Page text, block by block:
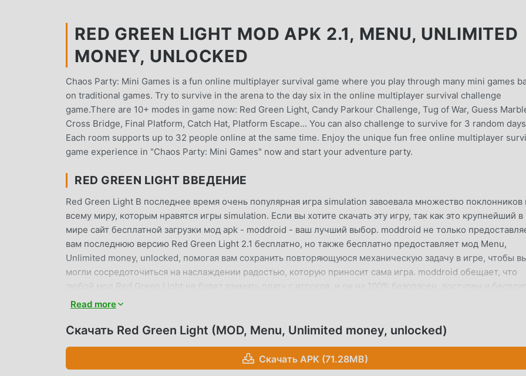
RED GREEN LIGHT MOD APK 2.1, MENU, UNLIMITED
MONEY, UNLOCKED
Chaos Party: Mini Games is a fun online multiplayer survival game where you play through many mini games
on traditional games. Try to survive in the arena to the day six in the online multiplayer survival challenge
game.There are 10+ modes in game now: Red Green Light, Candy Parkour Challenge, Tug of War, Guess
Cross Bridge, Final Platform, Catch Hat, Platform Escape... You can also challenge to survive for 3 random
Each room supports up to 32 people online at the same time. Enjoy the unique fun free online multiplayer
game experience in "Chaos Party: Mini Games" now and start your adventure party.
RED GREEN LIGHT ВВЕДЕНИЕ
Red Green Light В последнее время очень популярная игра simulation завоевала множество поклонников
всему миру, которым нравятся игры simulation. Если вы хотите скачать эту игру, так как это крупнейший в
мире сайт бесплатной загрузки мод apk - moddroid - ваш лучший выбор. moddroid не только
вам последнюю версию Red Green Light 2.1 бесплатно, но также бесплатно предоставляет мод Menu,
Unlimited money, unlocked, помогая вам сохранить повторяющуюся механическую задачу в игре, чтобы
могли сосредоточиться на наслаждении радостью, которую приносит сама игра. moddroid обещает, что
любой мод Red Green Light не будет взимать плату с игроков, и он на 100% безопасен, доступен и
для установки. Просто скачайте клиент moddroid, вы можете загрузить и установить Red Green Light 2.1
Red Green Light Будучи популярной игрой simulation, ее уникальный игровой процесс помог ему завоевать
Read more
Скачать Red Green Light (MOD, Menu, Unlimited money, unlocked)
Скачать APK (71.28MB)